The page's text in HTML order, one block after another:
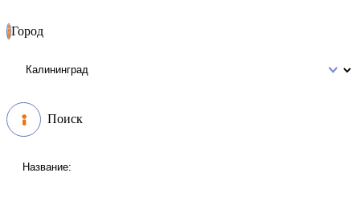
Город
Поиск